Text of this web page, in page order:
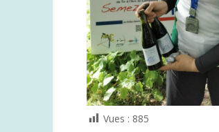
Vues : 885